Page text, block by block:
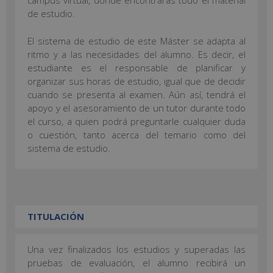
de estudio.
El sistema de estudio de este Máster se adapta al
ritmo y a las necesidades del alumno. Es decir, el
estudiante es el responsable de planificar y
organizar sus horas de estudio, igual que de decidir
cuando se presenta al examen. Aún así, tendrá el
apoyo y el asesoramiento de un tutor durante todo
el curso, a quien podrá preguntarle cualquier duda
o cuestión, tanto acerca del temario como del
sistema de estudio.
TITULACIÓN
Una vez finalizados los estudios y superadas las
pruebas de evaluación, el alumno recibirá un